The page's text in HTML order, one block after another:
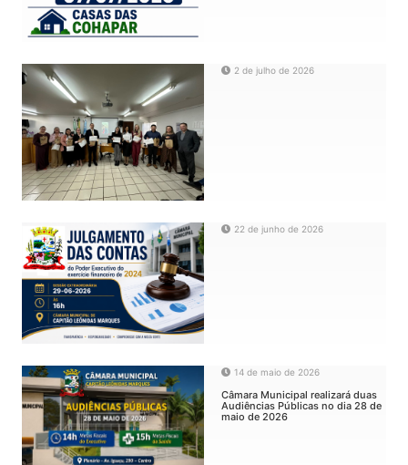
2 de julho de 2026
22 de junho de 2026
14 de maio de 2026
Câmara Municipal realizará duas
Audiências Públicas no dia 28 de
maio de 2026